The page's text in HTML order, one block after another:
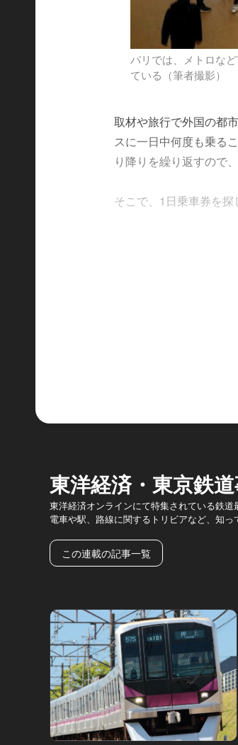
パリでは、メトロな
ている（筆者撮影）
取材や旅行で外国の都
スに一日中何度も乗る
り降りを繰り返すので
そこで、1日乗車券を探
東洋経済・東京鉄
東洋経済オンラインにて特集されている鉄
電車や駅、路線に関するトリビアなど、知っ
この連載の記事一覧